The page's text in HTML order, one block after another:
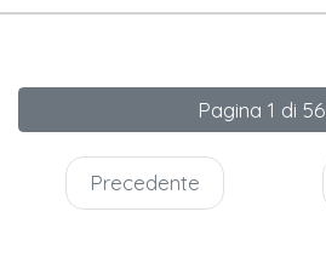
Pagina 1 di 56
Precedente